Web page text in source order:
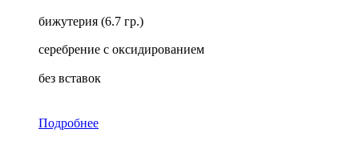
бижутерия (6.7 гр.)
серебрение с оксидированием
без вставок
Подробнее